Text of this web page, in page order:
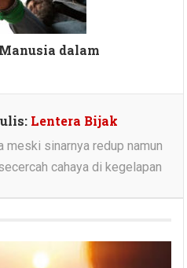
dalam
Lentera Bijak
meski sinarnya redup namun
cahaya di kegelapan